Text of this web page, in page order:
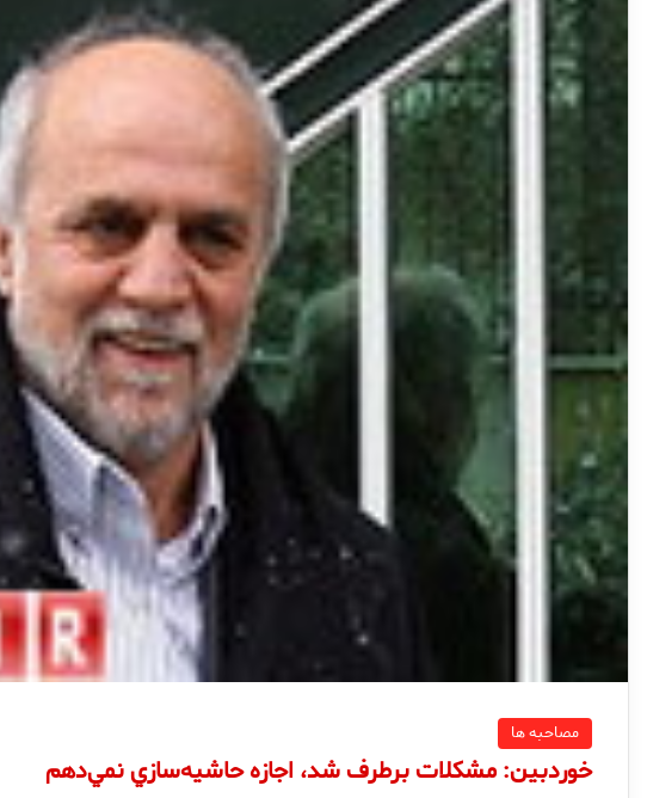
مصاحبه ها
خوردبين: مشكلات برطرف شد، اجازه حاشيه‌سازي نمي‌دهم